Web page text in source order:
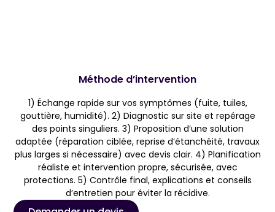
Méthode d’intervention
1) Échange rapide sur vos symptômes (fuite, tuiles,
gouttière, humidité). 2) Diagnostic sur site et repérage
des points singuliers. 3) Proposition d’une solution
adaptée (réparation ciblée, reprise d’étanchéité, travaux
plus larges si nécessaire) avec devis clair. 4) Planification
réaliste et intervention propre, sécurisée, avec
protections. 5) Contrôle final, explications et conseils
d’entretien pour éviter la récidive.